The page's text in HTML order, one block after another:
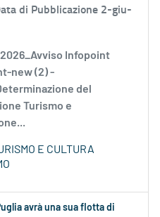
di Pubblicazione 2-giu-
Infopoint
new (2) -
del
Turismo e
E CULTURA
avrà una sua flotta di